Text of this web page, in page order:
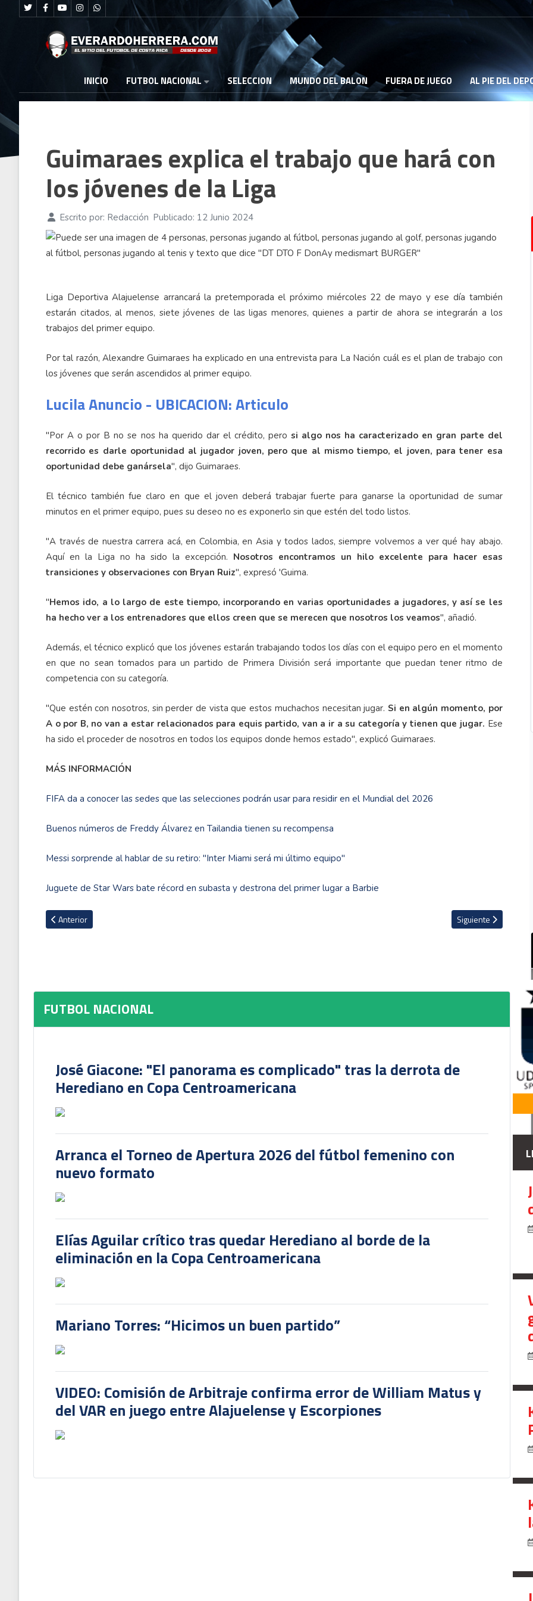
INICIO FUTBOL NACIONAL SELECCION MUNDO DEL BALON FUERA DE JUEGO AL PIE DEL
Guimaraes explica el trabajo que hará con
los jóvenes de la Liga
Escrito por: Redacción Publicado: 12 Junio 2024
Liga Deportiva Alajuelense arrancará la pretemporada el próximo miércoles 22 de mayo y ese día también
estarán citados, al menos, siete jóvenes de las ligas menores, quienes a partir de ahora se integrarán a los
trabajos del primer equipo.
Por tal razón, Alexandre Guimaraes ha explicado en una entrevista para La Nación cuál es el plan de trabajo con
los jóvenes que serán ascendidos al primer equipo.
Lucila Anuncio - UBICACION: Articulo
"Por A o por B no se nos ha querido dar el crédito, pero si algo nos ha caracterizado en gran parte del
recorrido es darle oportunidad al jugador joven, pero que al mismo tiempo, el joven, para tener esa
oportunidad debe ganársela", dijo Guimaraes.
El técnico también fue claro en que el joven deberá trabajar fuerte para ganarse la oportunidad de sumar
minutos en el primer equipo, pues su deseo no es exponerlo sin que estén del todo listos.
"A través de nuestra carrera acá, en Colombia, en Asia y todos lados, siempre volvemos a ver qué hay abajo.
Aquí en la Liga no ha sido la excepción. Nosotros encontramos un hilo excelente para hacer esas
transiciones y observaciones con Bryan Ruiz", expresó 'Guima.
"Hemos ido, a lo largo de este tiempo, incorporando en varias oportunidades a jugadores, y así se les
ha hecho ver a los entrenadores que ellos creen que se merecen que nosotros los veamos", añadió.
Además, el técnico explicó que los jóvenes estarán trabajando todos los días con el equipo pero en el momento
en que no sean tomados para un partido de Primera División será importante que puedan tener ritmo de
competencia con su categoría.
"Que estén con nosotros, sin perder de vista que estos muchachos necesitan jugar. Si en algún momento, por
A o por B, no van a estar relacionados para equis partido, van a ir a su categoría y tienen que jugar. Ese
ha sido el proceder de nosotros en todos los equipos donde hemos estado", explicó Guimaraes.
MÁS INFORMACIÓN
FIFA da a conocer las sedes que las selecciones podrán usar para residir en el Mundial del 2026
Buenos números de Freddy Álvarez en Tailandia tienen su recompensa
Messi sorprende al hablar de su retiro: "Inter Miami será mi último equipo"
Juguete de Star Wars bate récord en subasta y destrona del primer lugar a Barbie
Artículo anterior: Saprissa realizará parte de su pretemporada en el exterior y confirma fogueo
Anterior Artículo siguiente:
Siguiente
FUTBOL NACIONAL
José Giacone: "El panorama es complicado" tras la derrota de
Herediano en Copa Centroamericana
Arranca el Torneo de Apertura 2026 del fútbol femenino con
nuevo formato
Elías Aguilar crítico tras quedar Herediano al borde de la
eliminación en la Copa Centroamericana
Mariano Torres: “Hicimos un buen partido”
VIDEO: Comisión de Arbitraje confirma error de William Matus y
del VAR en juego entre Alajuelense y Escorpiones